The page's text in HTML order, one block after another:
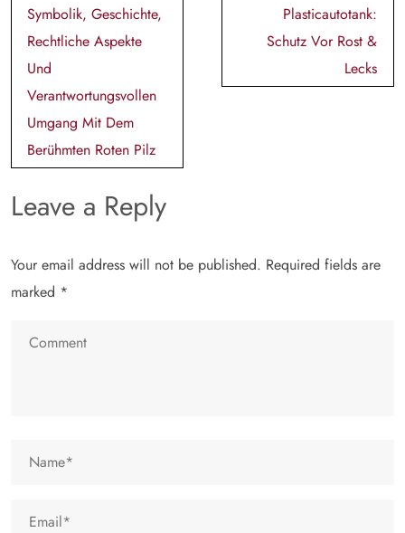
Symbolik, Geschichte,
Rechtliche Aspekte
Und
Verantwortungsvollen
Umgang Mit Dem
Berühmten Roten Pilz
Plasticautotank:
Schutz Vor Rost &
Lecks
Leave a Reply
Your email address will not be published. Required fields are
marked *